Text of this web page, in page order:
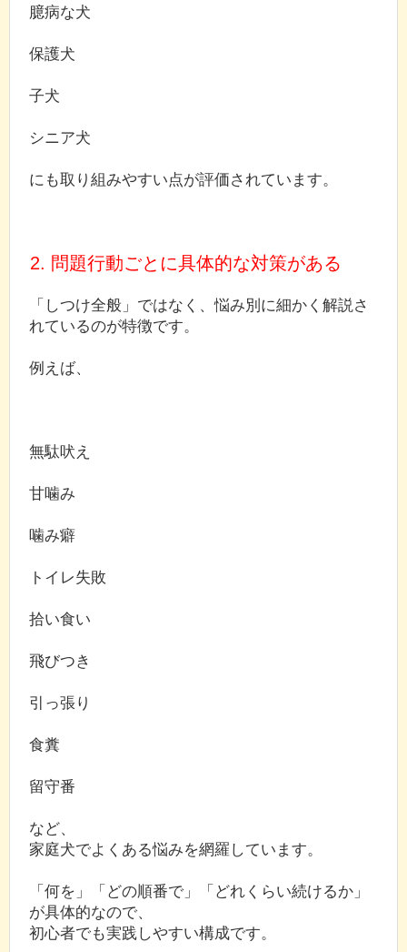
臆病な犬
保護犬
子犬
シニア犬
にも取り組みやすい点が評価されています。
2. 問題行動ごとに具体的な対策がある
「しつけ全般」ではなく、悩み別に細かく解説さ
れているのが特徴です。
例えば、
無駄吠え
甘噛み
噛み癖
トイレ失敗
拾い食い
飛びつき
引っ張り
食糞
留守番
など、
家庭犬でよくある悩みを網羅しています。
「何を」「どの順番で」「どれくらい続けるか」
が具体的なので、
初心者でも実践しやすい構成です。